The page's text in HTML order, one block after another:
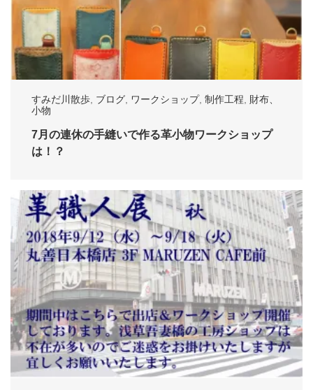
すみだ川散歩 ブログ ワークショップ, 制作工程
財布、
小物
7月の連休の手縫いで作る革小物ワークショップ
は！？